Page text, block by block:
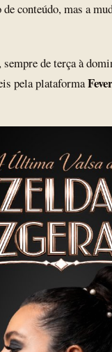
conteúdo, mas a
, sempre de terça à
pela plataformaFever